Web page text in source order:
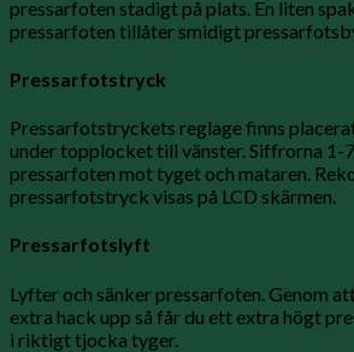
pressarfoten stadigt på plats. En liten
pressarfoten tillåter smidigt
Pressarfotstryck
Pressarfotstryckets reglage finns
under topplocket till vänster. Siffrorna 1-
pressarfoten mot tyget och mataren.
pressarfotstryck visas på LCD skärmen.
Pressarfotslyft
Lyfter och sänker pressarfoten. Genom
extra hack upp så får du ett extra högt
i riktigt tjocka tyger.